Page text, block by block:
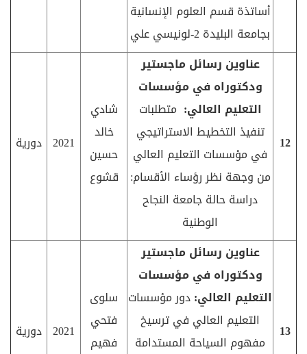
أساتذة قسم العلوم الإنسانية
بجامعة البليدة 2-لونيسي علي
12
عناوين رسائل ماجستير
ودكتوراه في مؤسسات
التعليم العالي: متطلبات
تنفيذ التخطيط الاستراتيجي
في مؤسسات التعليم العالي
من وجهة نظر رؤساء الأقسام:
دراسة حالة جامعة النجاح
الوطنية
شادي
خالد
حسين
قشوع
2021 دورية
13
عناوين رسائل ماجستير
ودكتوراه في مؤسسات
التعليم العالي:دور مؤسسات
التعليم العالي في ترسيخ
مفهوم السياحة المستدامة
سلوى
فتحي
فهيم
2021 دورية